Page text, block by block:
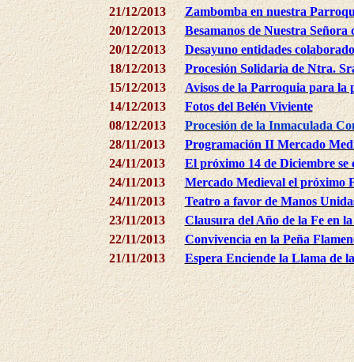
21/12/2013
Zambomba en nuestra
20/12/2013
Besamanos de Nuestra Señora
20/12/2013
Desayuno entidades
18/12/2013
Procesión Solidaria de Ntra.
15/12/2013
Avisos de la Parroquia para la
14/12/2013
Fotos del Belén Viviente
08/12/2013
Procesión de la Inmaculada
28/11/2013
Programación II Mercado
24/11/2013
El próximo 14 de Diciembre se
24/11/2013
Mercado Medieval el próximo
24/11/2013
Teatro a favor de Manos
23/11/2013
Clausura del Año de la Fe en
22/11/2013
Convivencia en la Peña
21/11/2013
Espera Enciende la Llama de